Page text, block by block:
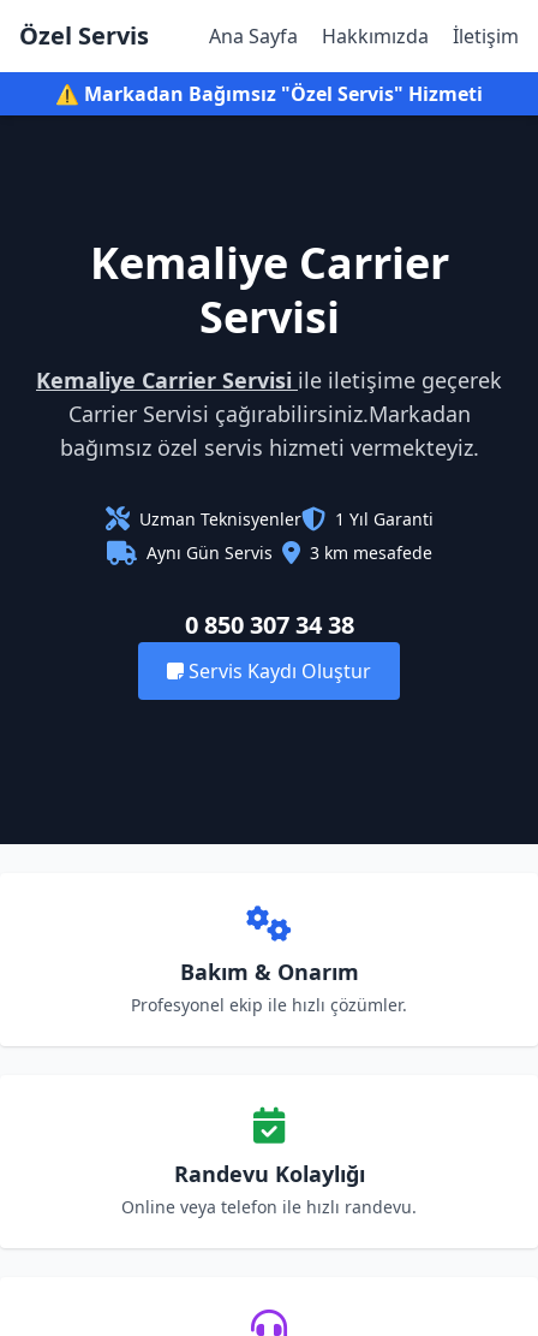
Özel Servis Ana Sayfa Hakkımızda İletişim
⚠️ Markadan Bağımsız "Özel Servis" Hizmeti
Kemaliye Carrier
Servisi
Kemaliye Carrier Servisi ile iletişime geçerek
Carrier Servisi çağırabilirsiniz.Markadan
bağımsız özel servis hizmeti vermekteyiz.
Uzman Teknisyenler
1 Yıl Garanti
Aynı Gün Servis
3 km mesafede
0 850 307 34 38
Servis Kaydı Oluştur
Bakım & Onarım
Profesyonel ekip ile hızlı çözümler.
Randevu Kolaylığı
Online veya telefon ile hızlı randevu.